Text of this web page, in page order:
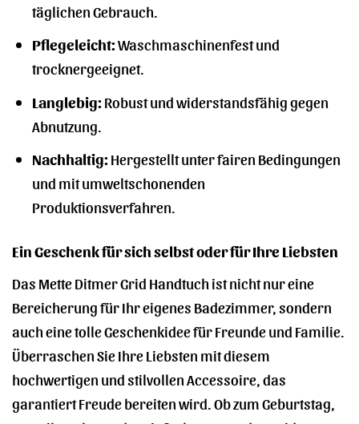
täglichen Gebrauch.
Pflegeleicht:Waschmaschinenfest und
trocknergeeignet.
Langlebig:Robust und widerstandsfähig gegen
Abnutzung.
Nachhaltig:Hergestellt unter fairen Bedingungen
und mit umweltschonenden
Produktionsverfahren.
Ein Geschenk für sich selbst oder für Ihre Liebsten
Das Mette Ditmer Grid Handtuch ist nicht nur eine
Bereicherung für Ihr eigenes Badezimmer, sondern
auch eine tolle Geschenkidee für Freunde und Familie.
Überraschen Sie Ihre Liebsten mit diesem
hochwertigen und stilvollen Accessoire, das
garantiert Freude bereiten wird. Ob zum Geburtstag,